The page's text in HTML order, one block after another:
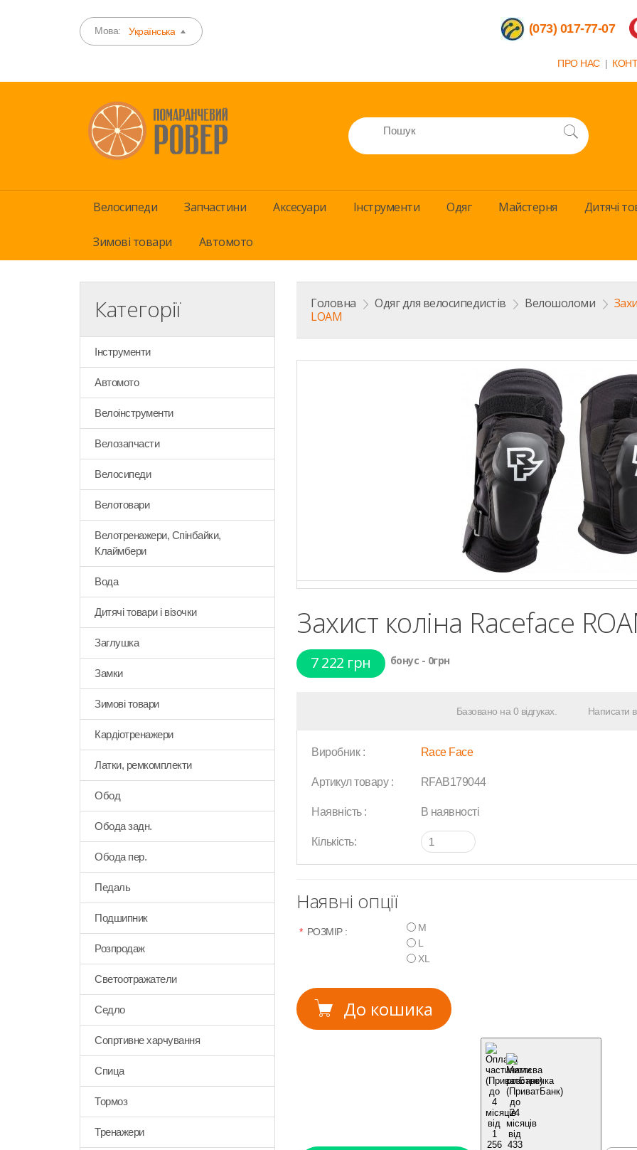
Мова: Українська (073) 017-77-07
ПРО НАС |
Велосипеди Запчастини Аксесуари Інструменти Одяг Майстерня Дитячi
Зимові товари Автомото
Категорії
Інструменти
Автомото
Велоінструменти
Велозапчасти
Велосипеди
Велотовари
Велотренажери, Спінбайки,
Клаймбери
Вода
Дитячі товари і візочки
Заглушка
Замки
Зимові товари
Кардіотренажери
Латки, ремкомплекти
Обод
Обода задн.
Обода пер.
Педаль
Подшипник
Розпродаж
Светоотражатели
Седло
Сопртивне харчування
Спица
Тормоз
Тренажери
Головна > Одяг для велосипедистів > Велошоломи >
LOAM
Захист коліна Raceface
7 222 грн бонус - 0грн
Базовано на 0 відгуках. Написати
Виробник : Race Face
Артикул товару : RFAB179044
Наявність : В наявності
Кількість:
Наявні опції
* РОЗМІР :
M
L
XL
До кошика